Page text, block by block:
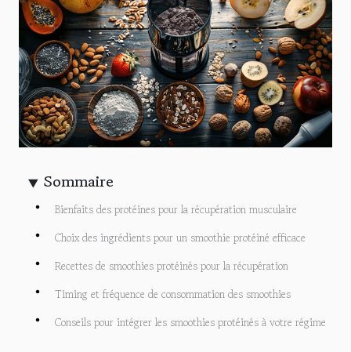
Sommaire
Bienfaits des protéines pour la récupération musculaire
Choix des ingrédients pour un smoothie protéiné efficace
Recettes de smoothies protéinés pour la récupération
Timing et fréquence de consommation des smoothies
Conseils pour intégrer les smoothies protéinés à votre régime